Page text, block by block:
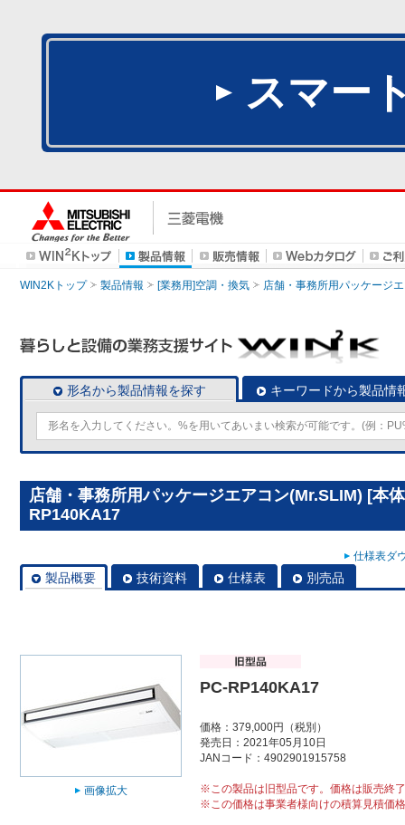
スマー
WIN2Kトップ 製品情報 [業務用]空調・換気 店舗・事務所用パッケージ
形名から製品情報を探す キーワードから製品情
店舗・事務所用パッケージエアコン(Mr.SLIM) [本
RP140KA17
仕様表ダ
製品概要 技術資料 仕様表 別売品
画像拡大
PC-RP140KA17
価格：379,000円（税別）
発売日：2021年05月10日
JANコード：4902901915758
※この製品は旧型品です。価格は販売終
※この価格は事業者様向けの積算見積価